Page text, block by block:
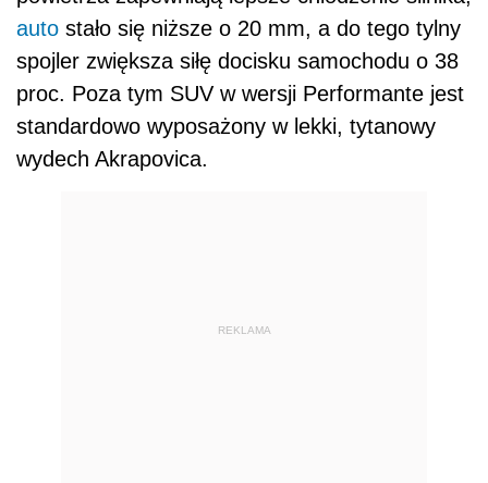
auto stało się niższe o 20 mm, a do tego tylny
spojler zwiększa siłę docisku samochodu o 38
proc. Poza tym SUV w wersji Performante jest
standardowo wyposażony w lekki, tytanowy
wydech Akrapovica.
REKLAMA